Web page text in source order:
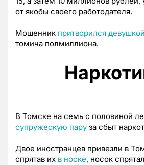
от якобы своего работодателя.
Мошенник притворился девушкой
томича полмиллиона.
В Томске на семь с половиной
супружескую пару за сбыт
Двое иностранцев привезли в
спрятав их в носке, носок